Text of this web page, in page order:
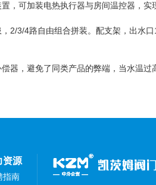
，可加装电热执行器与房间温控器，实
2/3/4路自由组合拼装。配支架，出水
器，避免了同类产品的弊端，当水温过
资源
指南